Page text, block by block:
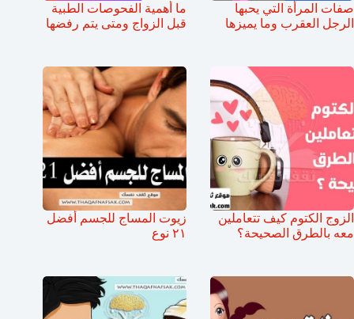
صفات المرأة التي يحبها
الرجل العقرب وما يميزها
ما أهمية الفحوصات الطبية
قبل الزواج ومتى يتم رفضها
الزوج الكتوم كيف تتعاملين
معه بالطرق الصحيحة؟
زيوت المساج للجسم أفضل
٢١ نوع